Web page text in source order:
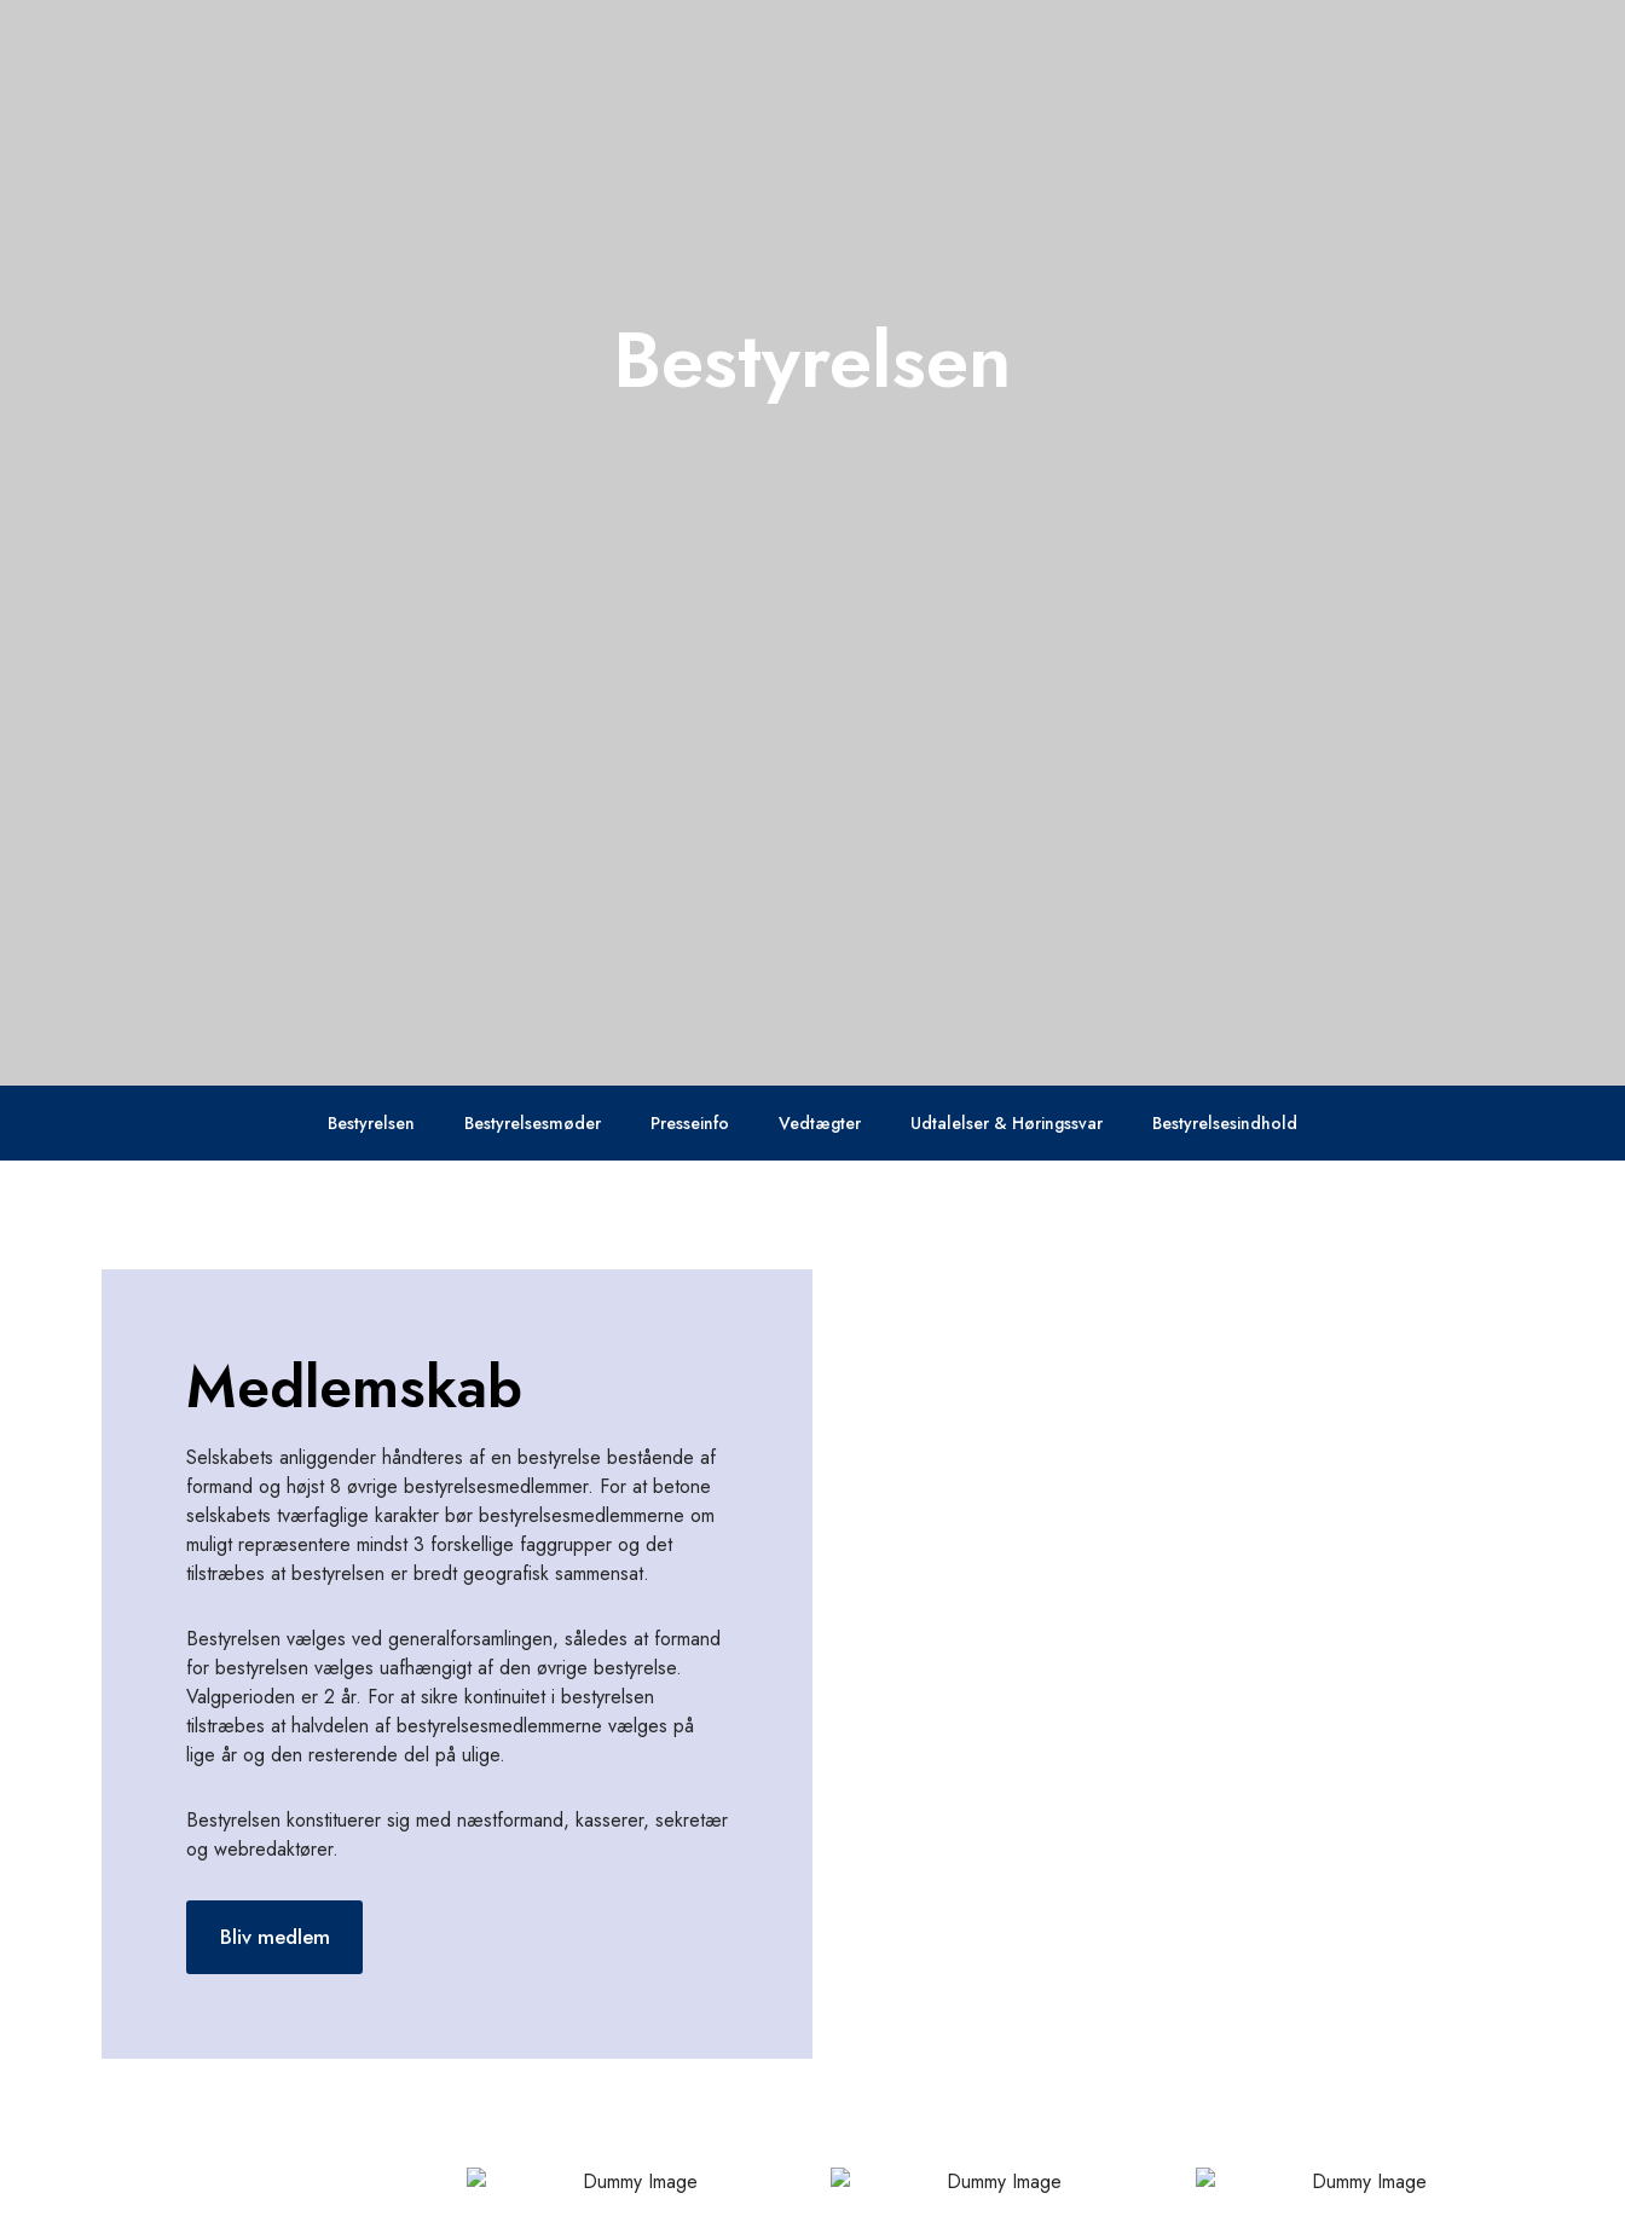
Bestyrelsen
Bestyrelsen Bestyrelsesmøder Presseinfo Vedtægter Udtalelser & Høringssvar Bestyrelsesindhold
Medlemskab
Selskabets anliggender håndteres af en bestyrelse bestående af
formand og højst 8 øvrige bestyrelsesmedlemmer. For at betone
selskabets tværfaglige karakter bør bestyrelsesmedlemmerne om
muligt repræsentere mindst 3 forskellige faggrupper og det
tilstræbes at bestyrelsen er bredt geografisk sammensat.
Bestyrelsen vælges ved generalforsamlingen, således at formand
for bestyrelsen vælges uafhængigt af den øvrige bestyrelse.
Valgperioden er 2 år. For at sikre kontinuitet i bestyrelsen
tilstræbes at halvdelen af bestyrelsesmedlemmerne vælges på
lige år og den resterende del på ulige.
Bestyrelsen konstituerer sig med næstformand, kasserer, sekretær
og webredaktører.
Bliv medlem